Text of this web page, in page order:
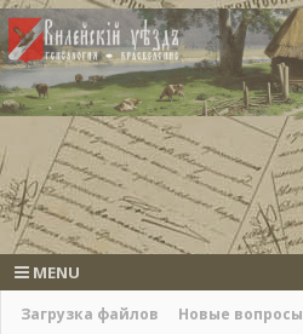
Загрузка файлов Новые вопросы
MENU